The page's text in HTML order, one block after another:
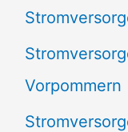
Vorpommern